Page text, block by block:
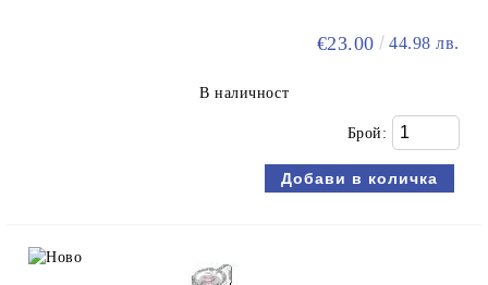
€23.00 44.98 лв.
В наличност
Брой: